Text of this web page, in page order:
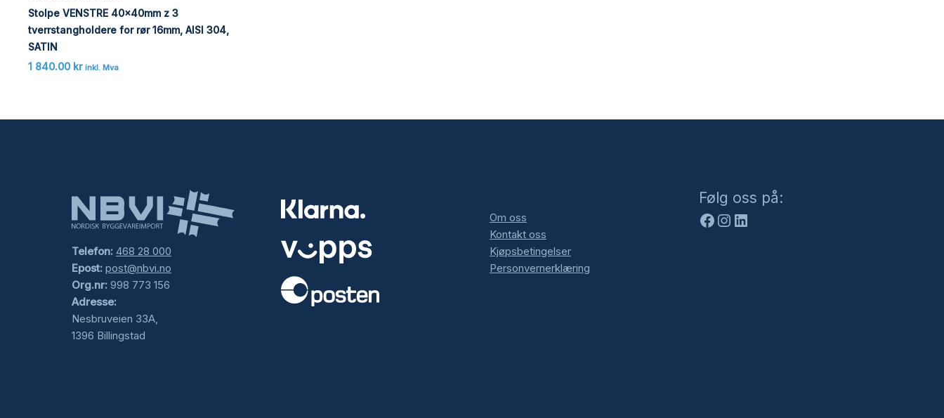
Stolpe VENSTRE 40x40mm z 3
tverrstangholdere for rør 16mm, AISI 304,
SATIN
1 840.00 kr inkl. Mva
Telefon: 468 28 000
Epost: post@nbvi.no
Org.nr: 998 773 156
Adresse:
Nesbruveien 33A,
1396 Billingstad
Om oss
Kontakt oss
Kjøpsbetingelser
Personvernerklæring
Følg oss på:
Facebook
Instagram
LinkedIn